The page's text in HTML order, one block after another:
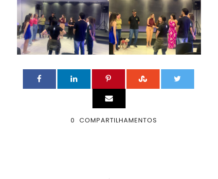
0 COMPARTILHAMENTOS